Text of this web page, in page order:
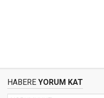
HABERE YORUM KAT